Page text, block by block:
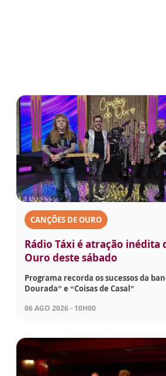
CANÇÕES DE OURO
Rádio Táxi é atração inédita
Ouro deste sábado
Programa recorda os sucessos da
Dourada” e “Coisas de Casal”
06 AGO 2026 - 10H00